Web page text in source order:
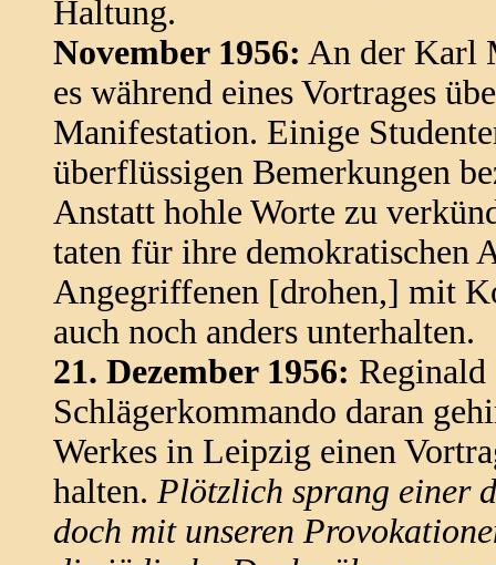
Haltung.
November 1956: An der Karl
es während eines Vortrages
Manifestation. Einige
überflüssigen Bemerkungen
Anstatt hohle Worte zu
taten für ihre demokratischen
Angegriffenen [drohen,] mit
auch noch anders unterhalten.
21. Dezember 1956:
Schlägerkommando daran
Werkes in Leipzig einen
halten. Plötzlich sprang einer
doch mit unseren